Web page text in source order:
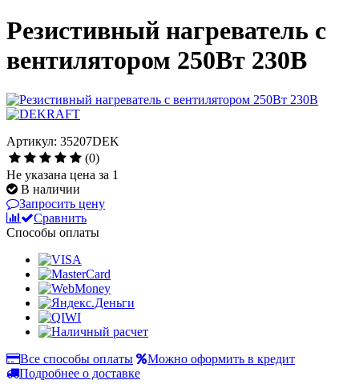
Резистивный нагреватель с
вентилятором 250Вт 230В
Артикул: 35207DEK
(0)
Не указана цена за 1
В наличии
Запросить цену
Сравнить
Способы оплаты
Все способы оплаты
Можно оформить в кредит
Подробнее о доставке